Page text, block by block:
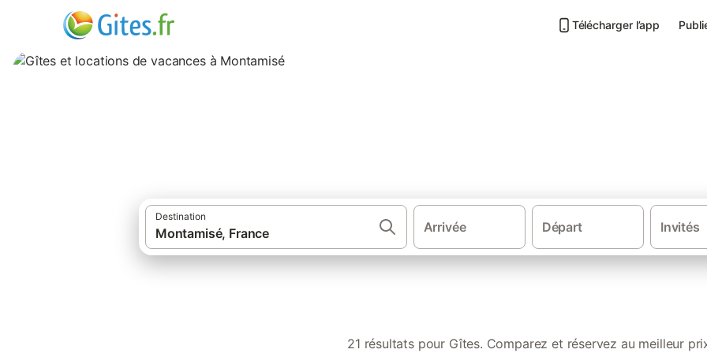
Télécharger l’app
Destination
Arrivée Départ Invités
21 résultats pour Gîtes. Comparez et réservez au meilleur